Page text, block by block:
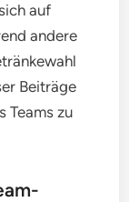
auf
andere
Beiträge
Teams zu